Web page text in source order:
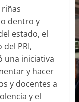
riñas
dentro y
estado, el
PRI,
una iniciativa
y hacer
y docentes a
y el